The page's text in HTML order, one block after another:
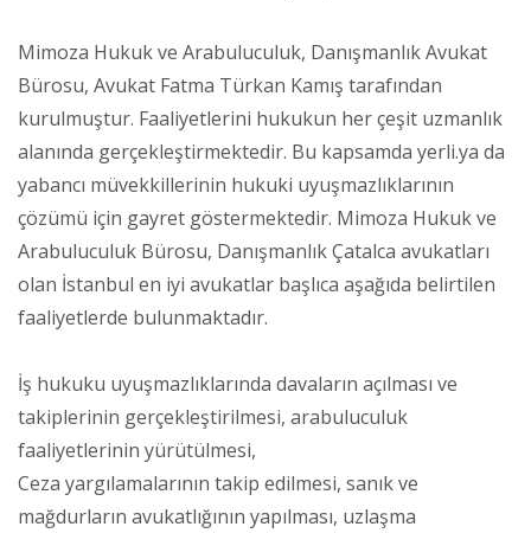
Mimoza Hukuk ve Arabuluculuk, Danışmanlık Avukat
Bürosu, Avukat Fatma Türkan Kamış tarafından
kurulmuştur. Faaliyetlerini hukukun her çeşit uzmanlık
alanında gerçekleştirmektedir. Bu kapsamda yerli.ya da
yabancı müvekkillerinin hukuki uyuşmazlıklarının
çözümü için gayret göstermektedir. Mimoza Hukuk ve
Arabuluculuk Bürosu, Danışmanlık Çatalca avukatları
olan İstanbul en iyi avukatlar başlıca aşağıda belirtilen
faaliyetlerde bulunmaktadır.
İş hukuku uyuşmazlıklarında davaların açılması ve
takiplerinin gerçekleştirilmesi, arabuluculuk
faaliyetlerinin yürütülmesi,
Ceza yargılamalarının takip edilmesi, sanık ve
mağdurların avukatlığının yapılması, uzlaşma